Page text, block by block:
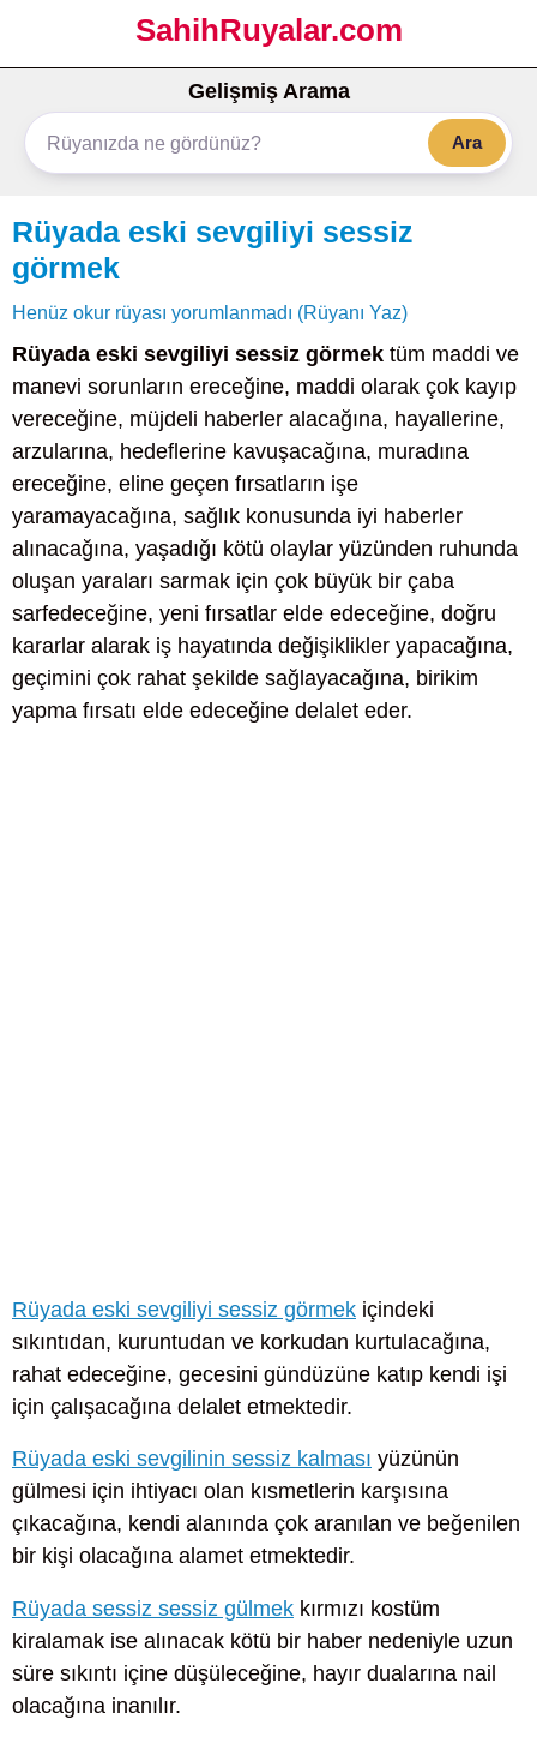
SahihRuyalar.com
Gelişmiş Arama
Ara
Rüyada eski sevgiliyi sessiz
görmek
Henüz okur rüyası yorumlanmadı (Rüyanı Yaz)
Rüyada eski sevgiliyi sessiz görmek tüm maddi ve
manevi sorunların ereceğine, maddi olarak çok kayıp
vereceğine, müjdeli haberler alacağına, hayallerine,
arzularına, hedeflerine kavuşacağına, muradına
ereceğine, eline geçen fırsatların işe
yaramayacağına, sağlık konusunda iyi haberler
alınacağına, yaşadığı kötü olaylar yüzünden ruhunda
oluşan yaraları sarmak için çok büyük bir çaba
sarfedeceğine, yeni fırsatlar elde edeceğine, doğru
kararlar alarak iş hayatında değişiklikler yapacağına,
geçimini çok rahat şekilde sağlayacağına, birikim
yapma fırsatı elde edeceğine delalet eder.
Rüyada eski sevgiliyi sessiz görmek içindeki
sıkıntıdan, kuruntudan ve korkudan kurtulacağına,
rahat edeceğine, gecesini gündüzüne katıp kendi işi
için çalışacağına delalet etmektedir.
Rüyada eski sevgilinin sessiz kalması yüzünün
gülmesi için ihtiyacı olan kısmetlerin karşısına
çıkacağına, kendi alanında çok aranılan ve beğenilen
bir kişi olacağına alamet etmektedir.
Rüyada sessiz sessiz gülmek kırmızı kostüm
kiralamak ise alınacak kötü bir haber nedeniyle uzun
süre sıkıntı içine düşüleceğine, hayır dualarına nail
olacağına inanılır.